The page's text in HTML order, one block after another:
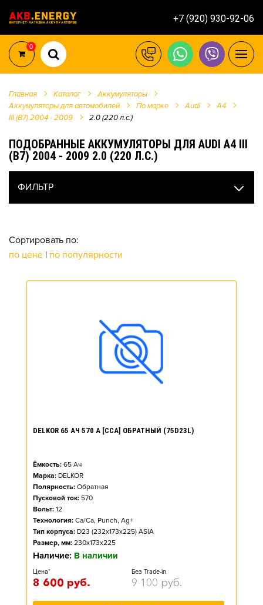
+7 (920) 930-92-06
0
Главная Каталог
Аккумуляторы
Аккумуляторы для автомобилей
По марке Audi
A4
III (B7) 2004 - 2009
2.0 (220 л.с.)
ПОДОБРАННЫЕ АККУМУЛЯТОРЫ ДЛЯ AUDI A4 III
(B7) 2004 - 2009 2.0 (220 Л.С.)
ФИЛЬТР
Сортировать по:
по цене | по популярности
DELKOR 65 АЧ 570 А [CCA] ОБРАТНЫЙ (75D23L)
Ёмкость: 65 Ач
Марка: DELKOR
Полярность: Обратная
Пусковой ток: 570
Вольт: 12
Технология: Ca/Ca, Punch, Ag+
Тип корпуса: D23 (232x173x225) ASIA
Размер, мм: 230x173x225
Наличие: В наличии
Цена*
8 600 руб.
Без Trade-in
9 100 руб.